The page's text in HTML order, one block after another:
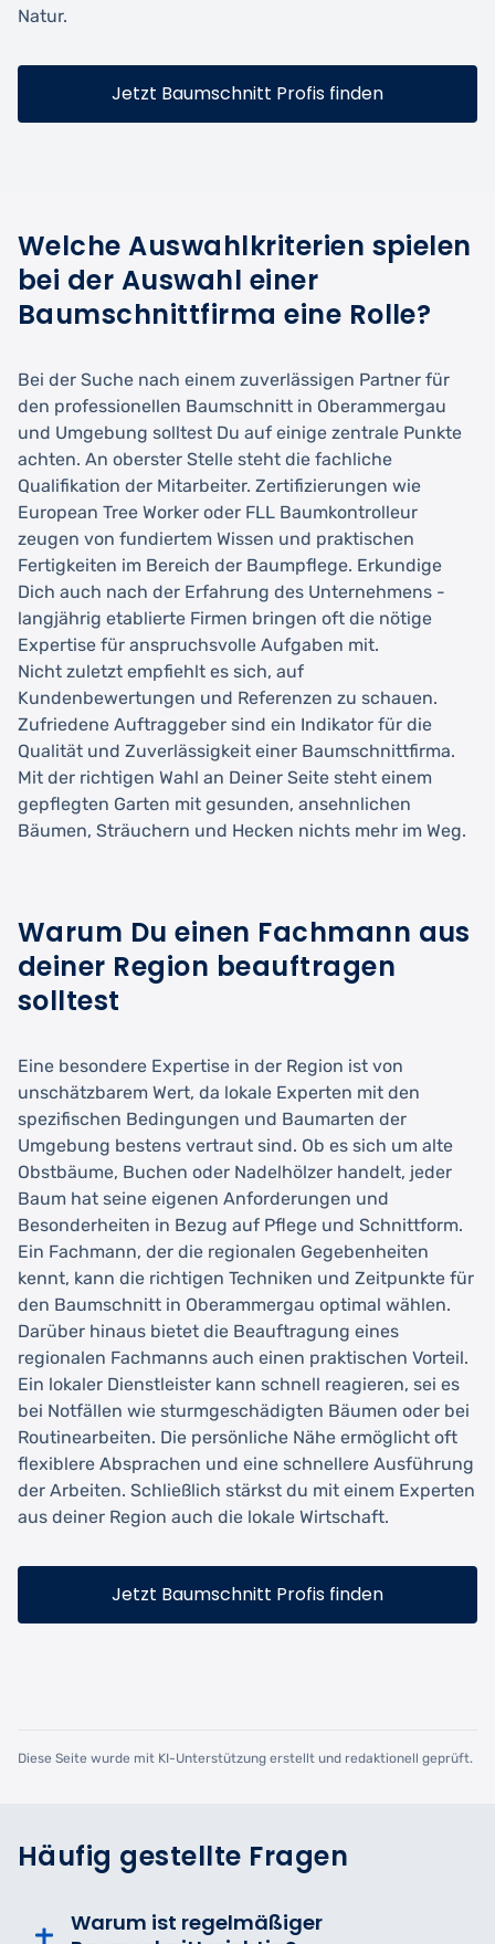
Natur.
Jetzt Baumschnitt Profis finden
Welche Auswahlkriterien spielen
bei der Auswahl einer
Baumschnittfirma eine Rolle?
Bei der Suche nach einem zuverlässigen Partner für
den professionellen Baumschnitt in Oberammergau
und Umgebung solltest Du auf einige zentrale Punkte
achten. An oberster Stelle steht die fachliche
Qualifikation der Mitarbeiter. Zertifizierungen wie
European Tree Worker oder FLL Baumkontrolleur
zeugen von fundiertem Wissen und praktischen
Fertigkeiten im Bereich der Baumpflege. Erkundige
Dich auch nach der Erfahrung des Unternehmens -
langjährig etablierte Firmen bringen oft die nötige
Expertise für anspruchsvolle Aufgaben mit.
Nicht zuletzt empfiehlt es sich, auf
Kundenbewertungen und Referenzen zu schauen.
Zufriedene Auftraggeber sind ein Indikator für die
Qualität und Zuverlässigkeit einer Baumschnittfirma.
Mit der richtigen Wahl an Deiner Seite steht einem
gepflegten Garten mit gesunden, ansehnlichen
Bäumen, Sträuchern und Hecken nichts mehr im Weg.
Warum Du einen Fachmann aus
deiner Region beauftragen
solltest
Eine besondere Expertise in der Region ist von
unschätzbarem Wert, da lokale Experten mit den
spezifischen Bedingungen und Baumarten der
Umgebung bestens vertraut sind. Ob es sich um alte
Obstbäume, Buchen oder Nadelhölzer handelt, jeder
Baum hat seine eigenen Anforderungen und
Besonderheiten in Bezug auf Pflege und Schnittform.
Ein Fachmann, der die regionalen Gegebenheiten
kennt, kann die richtigen Techniken und Zeitpunkte für
den Baumschnitt in Oberammergau optimal wählen.
Darüber hinaus bietet die Beauftragung eines
regionalen Fachmanns auch einen praktischen Vorteil.
Ein lokaler Dienstleister kann schnell reagieren, sei es
bei Notfällen wie sturmgeschädigten Bäumen oder bei
Routinearbeiten. Die persönliche Nähe ermöglicht oft
flexiblere Absprachen und eine schnellere Ausführung
der Arbeiten. Schließlich stärkst du mit einem Experten
aus deiner Region auch die lokale Wirtschaft.
Jetzt Baumschnitt Profis finden
Diese Seite wurde mit KI-Unterstützung erstellt und redaktionell geprüft.
Häufig gestellte Fragen
Warum ist regelmäßiger